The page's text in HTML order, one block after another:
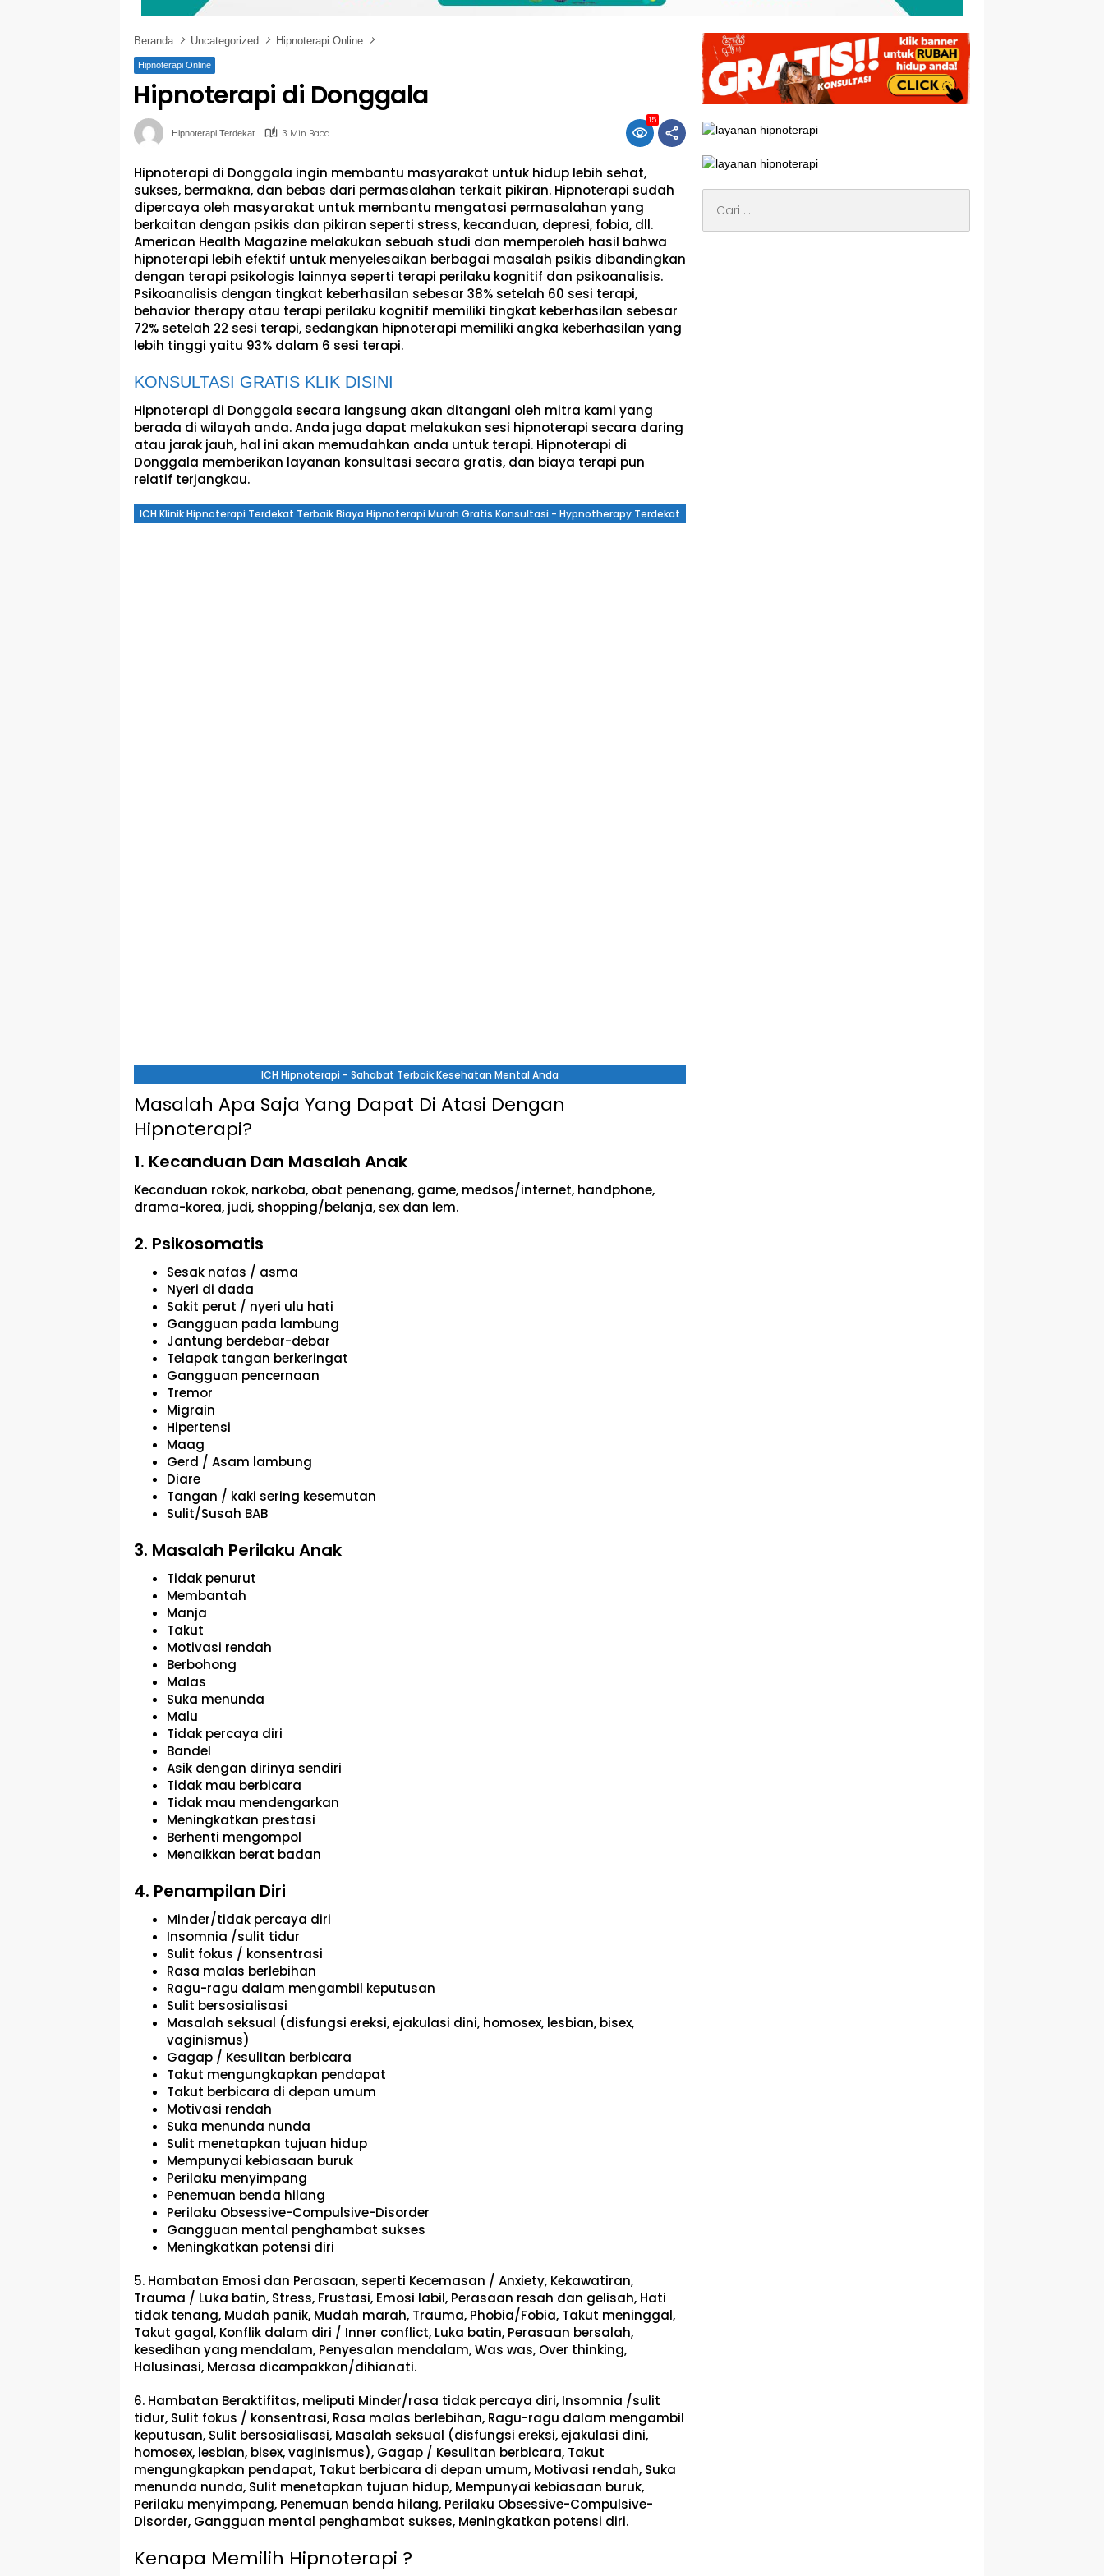
Beranda Uncategorized Hipnoterapi Online
Hipnoterapi Online
Hipnoterapi di Donggala
Hipnoterapi Terdekat 3 Min Baca
15
Hipnoterapi di Donggala ingin membantu masyarakat untuk hidup lebih sehat,
sukses, bermakna, dan bebas dari permasalahan terkait pikiran. Hipnoterapi sudah
dipercaya oleh masyarakat untuk membantu mengatasi permasalahan yang
berkaitan dengan psikis dan pikiran seperti stress, kecanduan, depresi, fobia, dll.
American Health Magazine melakukan sebuah studi dan memperoleh hasil bahwa
hipnoterapi lebih efektif untuk menyelesaikan berbagai masalah psikis dibandingkan
dengan terapi psikologis lainnya seperti terapi perilaku kognitif dan psikoanalisis.
Psikoanalisis dengan tingkat keberhasilan sebesar 38% setelah 60 sesi terapi,
behavior therapy atau terapi perilaku kognitif memiliki tingkat keberhasilan sebesar
72% setelah 22 sesi terapi, sedangkan hipnoterapi memiliki angka keberhasilan yang
lebih tinggi yaitu 93% dalam 6 sesi terapi.
KONSULTASI GRATIS KLIK DISINI
Hipnoterapi di Donggala secara langsung akan ditangani oleh mitra kami yang
berada di wilayah anda. Anda juga dapat melakukan sesi hipnoterapi secara daring
atau jarak jauh, hal ini akan memudahkan anda untuk terapi. Hipnoterapi di
Donggala memberikan layanan konsultasi secara gratis, dan biaya terapi pun
relatif terjangkau.
ICH Klinik Hipnoterapi Terdekat Terbaik Biaya Hipnoterapi Murah Gratis Konsultasi - Hypnotherapy Terdekat
ICH Hipnoterapi - Sahabat Terbaik Kesehatan Mental Anda
Masalah Apa Saja Yang Dapat Di Atasi Dengan
Hipnoterapi?
1. Kecanduan Dan Masalah Anak
Kecanduan rokok, narkoba, obat penenang, game, medsos/internet, handphone,
drama-korea, judi, shopping/belanja, sex dan lem.
2. Psikosomatis
Sesak nafas / asma
Nyeri di dada
Sakit perut / nyeri ulu hati
Gangguan pada lambung
Jantung berdebar-debar
Telapak tangan berkeringat
Gangguan pencernaan
Tremor
Migrain
Hipertensi
Maag
Gerd / Asam lambung
Diare
Tangan / kaki sering kesemutan
Sulit/Susah BAB
3. Masalah Perilaku Anak
Tidak penurut
Membantah
Manja
Takut
Motivasi rendah
Berbohong
Malas
Suka menunda
Malu
Tidak percaya diri
Bandel
Asik dengan dirinya sendiri
Tidak mau berbicara
Tidak mau mendengarkan
Meningkatkan prestasi
Berhenti mengompol
Menaikkan berat badan
4. Penampilan Diri
Minder/tidak percaya diri
Insomnia /sulit tidur
Sulit fokus / konsentrasi
Rasa malas berlebihan
Ragu-ragu dalam mengambil keputusan
Sulit bersosialisasi
Masalah seksual (disfungsi ereksi, ejakulasi dini, homosex, lesbian, bisex,
vaginismus)
Gagap / Kesulitan berbicara
Takut mengungkapkan pendapat
Takut berbicara di depan umum
Motivasi rendah
Suka menunda nunda
Sulit menetapkan tujuan hidup
Mempunyai kebiasaan buruk
Perilaku menyimpang
Penemuan benda hilang
Perilaku Obsessive-Compulsive-Disorder
Gangguan mental penghambat sukses
Meningkatkan potensi diri
5. Hambatan Emosi dan Perasaan, seperti Kecemasan / Anxiety, Kekawatiran,
Trauma / Luka batin, Stress, Frustasi, Emosi labil, Perasaan resah dan gelisah, Hati
tidak tenang, Mudah panik, Mudah marah, Trauma, Phobia/Fobia, Takut meninggal,
Takut gagal, Konflik dalam diri / Inner conflict, Luka batin, Perasaan bersalah,
kesedihan yang mendalam, Penyesalan mendalam, Was was, Over thinking,
Halusinasi, Merasa dicampakkan/dihianati.
6. Hambatan Beraktifitas, meliputi Minder/rasa tidak percaya diri, Insomnia /sulit
tidur, Sulit fokus / konsentrasi, Rasa malas berlebihan, Ragu-ragu dalam mengambil
keputusan, Sulit bersosialisasi, Masalah seksual (disfungsi ereksi, ejakulasi dini,
homosex, lesbian, bisex, vaginismus), Gagap / Kesulitan berbicara, Takut
mengungkapkan pendapat, Takut berbicara di depan umum, Motivasi rendah, Suka
menunda nunda, Sulit menetapkan tujuan hidup, Mempunyai kebiasaan buruk,
Perilaku menyimpang, Penemuan benda hilang, Perilaku Obsessive-Compulsive-
Disorder, Gangguan mental penghambat sukses, Meningkatkan potensi diri.
Kenapa Memilih Hipnoterapi ?
untuk: